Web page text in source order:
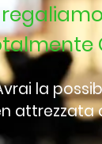
la
attrezzata